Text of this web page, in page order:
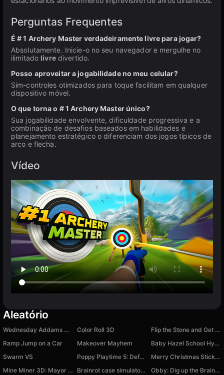
Perguntas Frequentes
É # 1 Archery Master verdadeiramente livre para jogar?
Absolutamente. Inicie-o no seu navegador e mergulhe no
ilimitado livredivertido.
Posso aproveitar a jogabilidade no meu celular?
Sim-controles otimizados para toque facilitam em qualquer
dispositivo móvel.
O que torna o # 1 Archery Master único?
Sua jogabilidade envolvente, dificuldade progressiva e a
combinação de desafios baseados em habilidades e
planejamento estratégico o diferenciam dos jogos típicos de
arco e flecha.
Vídeo
Aleatório
Wednesday Addams Merge Drop Puzzle Color Roll 3D
Flip the Stone and Get Brains Obby Tycoon 3D
Ramp Jump on a Car
Makeover Mayhem
Baby Hazel School Hygiene
Swarm VS
Poppy Playtime 5: Defeat the Prototype
Merry Christmas Stickman
Mine Miner 3D: Mayor of Dream Island
Brainrot case simulator:Spin Italian meme animals
Obby: Dig up the Brainrot!